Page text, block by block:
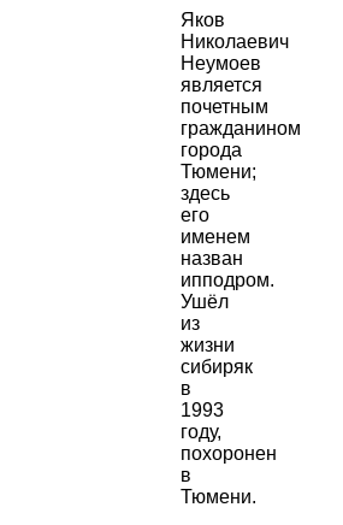
Яков
Николаевич
Неумоев
является
почетным
гражданином
города
Тюмени;
здесь
его
именем
назван
ипподром.
Ушёл
из
жизни
сибиряк
в
1993
году,
похоронен
в
Тюмени.